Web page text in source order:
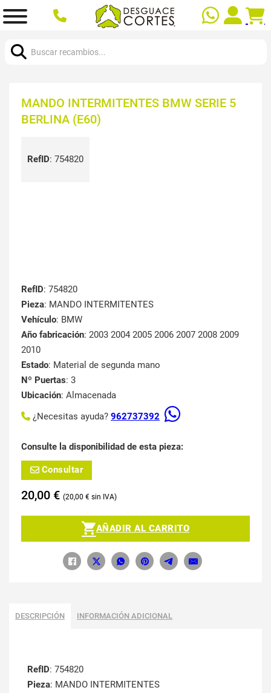
MANDO INTERMITENTES BMW SERIE 5
BERLINA (E60)
RefID: 754820
RefID: 754820
Pieza: MANDO INTERMITENTES
Vehículo: BMW
Año fabricación: 2003 2004 2005 2006 2007 2008 2009
2010
Estado: Material de segunda mano
Nº Puertas: 3
Ubicación: Almacenada
¿Necesitas ayuda? 962737392
Consulte la disponibilidad de esta pieza:
Consultar
20,00 € 20,00 €
AÑADIR AL CARRITO
DESCRIPCIÓN INFORMACIÓN ADICIONAL
RefID: 754820
Pieza: MANDO INTERMITENTES